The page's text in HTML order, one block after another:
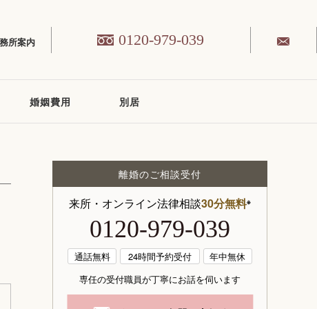
所案内 0120-979-039
婚姻費用 別居
離婚のご相談受付
来所・オンライン法律相談30分無料※
0120-979-039
通話無料 24時間予約受付
年中無休
専任の受付職員が丁寧にお話を伺います